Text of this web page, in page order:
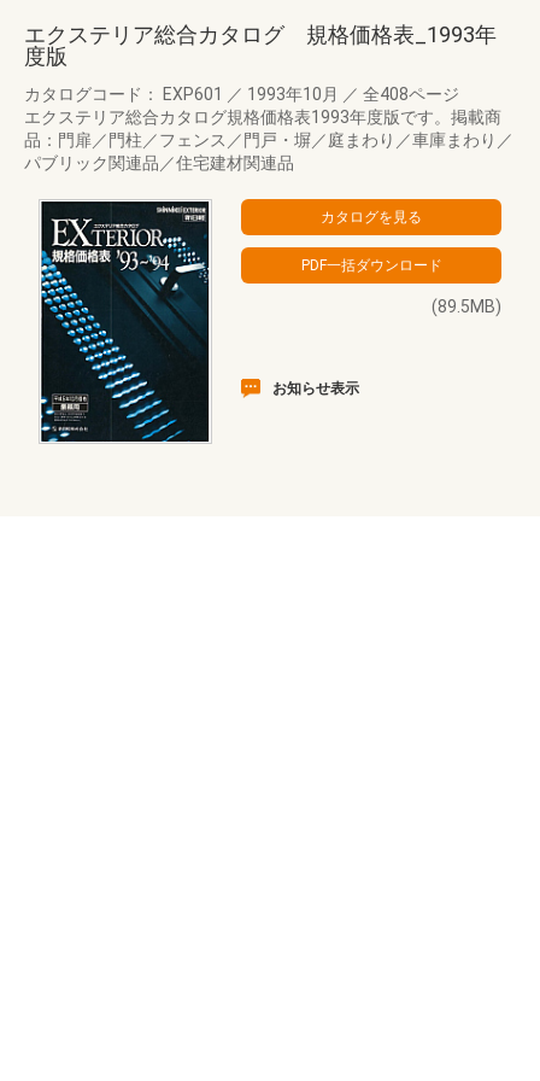
エクステリア総合カタログ 規格価格表_1993年
度版
カタログコード： EXP601 ／ 1993年10月 ／ 全408ページ
エクステリア総合カタログ規格価格表1993年度版です。掲載商
品：門扉／門柱／フェンス／門戸・塀／庭まわり／車庫まわり／
パブリック関連品／住宅建材関連品
(89.5MB)
お知らせ表示